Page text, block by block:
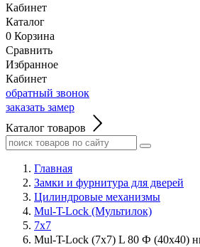
Кабинет
Каталог
0 Корзина
Сравнить
Избранное
Кабинет
обратный звонок
заказать замер
Каталог товаров
Главная
Замки и фурнитура для дверей
Цилиндровые механизмы
Mul-T-Lock (Мультилок)
7x7
Mul-T-Lock (7х7) L 80 Ф (40x40)